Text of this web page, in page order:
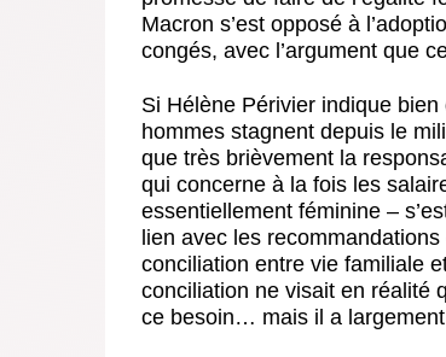
Macron s’est opposé à
congés, avec l’argument que
Si Hélène Périvier indique
hommes stagnent depuis le
que très brièvement la
qui concerne à la fois les
essentiellement féminine –
lien avec les
conciliation entre vie familiale
conciliation ne visait en réalité
ce besoin… mais il a largement